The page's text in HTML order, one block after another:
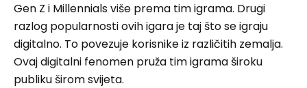
Gen Z i Millennials više prema tim igrama. Drugi
razlog popularnosti ovih igara je taj što se igraju
digitalno. To povezuje korisnike iz različitih zemalja.
Ovaj digitalni fenomen pruža tim igrama široku
publiku širom svijeta.